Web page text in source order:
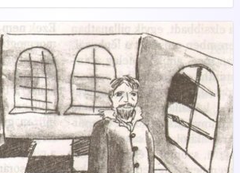
Nem félt. Túlságosan sok minden történt
csak azt bánta, hogy nincs nála a
vándorlásai során veszíthette el valahol a